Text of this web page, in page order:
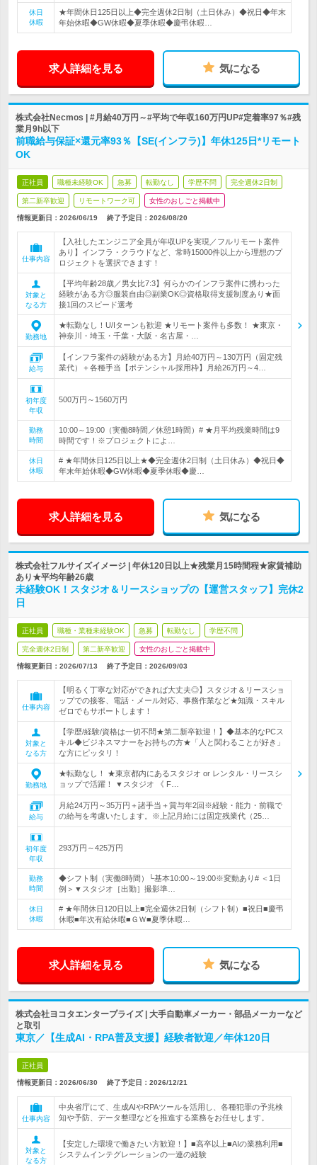
休日
休暇
★年間休日125日以上◆完全週休2日制（土日休み）◆祝日◆年末
年始休暇◆GW休暇◆夏季休暇◆慶弔休暇…
求人詳細を見る 気になる
株式会社Necmos | #月給40万円～#平均で年収160万円UP#定着率97％#残
業月9h以下
前職給与保証×還元率93％【SE(インフラ)】年休125日*リモート
OK
正社員 職種未経験OK 急募 転勤なし 学歴不問 完全週休2日制
第二新卒歓迎 リモートワーク可 女性のおしごと掲載中
情報更新日：2026/06/19 終了予定日： 2026/08/20
仕事内容
【入社したエンジニア全員が年収UPを実現／フルリモート案件
あり】インフラ・クラウドなど、常時15000件以上から理想のプ
ロジェクトを選択できます！
対象と
なる方
【平均年齢28歳／男女比7:3】何らかのインフラ案件に携わった
経験がある方◎服装自由◎副業OK◎資格取得支援制度あり★面
接1回のスピード選考
勤務地
★転勤なし！U/Iターンも歓迎 ★リモート案件も多数！ ★東京・
神奈川・埼玉・千葉・大阪・名古屋・…
給与
【インフラ案件の経験がある方】月給40万円～130万円（固定残
業代）＋各種手当【ポテンシャル採用枠】月給26万円～4…
初年度
年収
500万円～1560万円
勤務
時間
10:00～19:00（実働8時間／休憩1時間）# ★月平均残業時間は9
時間です！※プロジェクトによ…
休日
休暇
# ★年間休日125日以上★◆完全週休2日制（土日休み）◆祝日◆
年末年始休暇◆GW休暇◆夏季休暇◆慶…
求人詳細を見る 気になる
株式会社フルサイズイメージ | 年休120日以上★残業月15時間程★家賃補助
あり★平均年齢26歳
未経験OK！スタジオ＆リースショップの【運営スタッフ】完休2
日
正社員 職種・業種未経験OK 急募 転勤なし 学歴不問
完全週休2日制 第二新卒歓迎 女性のおしごと掲載中
情報更新日：2026/07/13 終了予定日： 2026/09/03
仕事内容
【明るく丁寧な対応ができれば大丈夫◎】スタジオ＆リースショ
ップでの接客、電話・メール対応、事務作業など★知識・スキル
ゼロでもサポートします！
対象と
なる方
【学歴/経験/資格は一切不問★第二新卒歓迎！】◆基本的なPCス
キル◆ビジネスマナーをお持ちの方★「人と関わることが好き」
な方にピッタリ！
勤務地
★転勤なし！ ★東京都内にあるスタジオ or レンタル・リースシ
ョップで活躍！ ▼スタジオ 《 F…
給与
月給24万円～35万円＋諸手当＋賞与年2回※経験・能力・前職で
の給与を考慮いたします。※上記月給には固定残業代（25…
初年度
年収
293万円～425万円
勤務
時間
◆シフト制（実働8時間）└基本10:00～19:00※変動あり# ＜1日
例＞▼スタジオ［出勤］撮影準…
休日
休暇
# ★年間休日120日以上■完全週休2日制（シフト制）■祝日■慶弔
休暇■年次有給休暇■ＧＷ■夏季休暇…
求人詳細を見る 気になる
株式会社ヨコタエンタープライズ | 大手自動車メーカー・部品メーカーなど
と取引
東京／【生成AI・RPA普及支援】経験者歓迎／年休120日
正社員
情報更新日：2026/06/30 終了予定日： 2026/12/21
仕事内容
中央省庁にて、生成AIやRPAツールを活用し、各種犯罪の予兆検
知や予防、データ整理などを推進する業務をお任せします。
対象と
なる方
【安定した環境で働きたい方歓迎！】■高卒以上■AIの業務利用■
システムインテグレーションの一連の経験